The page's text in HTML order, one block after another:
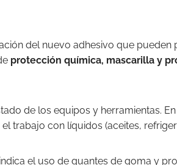
del nuevo adhesivo que pueden
protección química, mascarilla y
de los equipos y herramientas.
trabajo con líquidos (aceites,
el uso de guantes de goma y